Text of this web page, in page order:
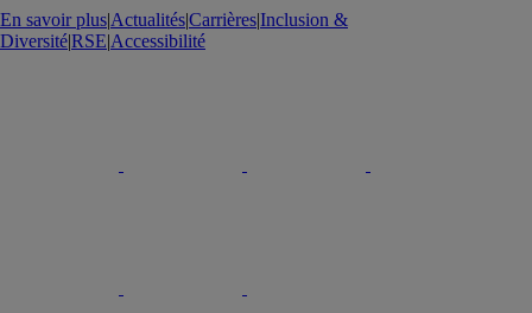
En savoir plus|Actualités|Carrières|Inclusion &
Diversité|RSE|Accessibilité